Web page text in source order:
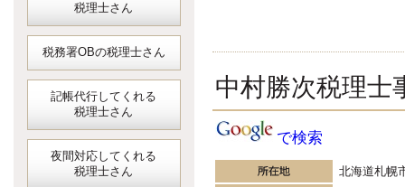
税理士さん
税務署OBの税理士さん
記帳代行してくれる
税理士さん
夜間対応してくれる
税理士さん
中村勝次税理士
で検索
北海道札幌